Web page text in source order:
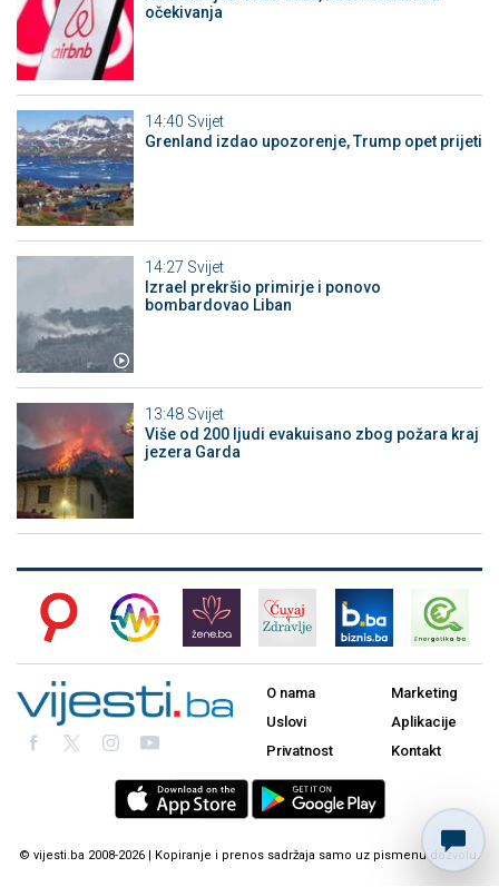
očekivanja
14:40 Svijet
Grenland izdao upozorenje, Trump opet prijeti
14:27 Svijet
Izrael prekršio primirje i ponovo
bombardovao Liban
13:48 Svijet
Više od 200 ljudi evakuisano zbog požara kraj
jezera Garda
O nama
Uslovi
Privatnost
Marketing
Aplikacije
Kontakt
© vijesti.ba 2008-2026 | Kopiranje i prenos sadržaja samo uz pismenu dozvolu.